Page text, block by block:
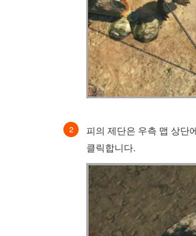
피의 제단은 우측 맵 상단
클릭합니다.